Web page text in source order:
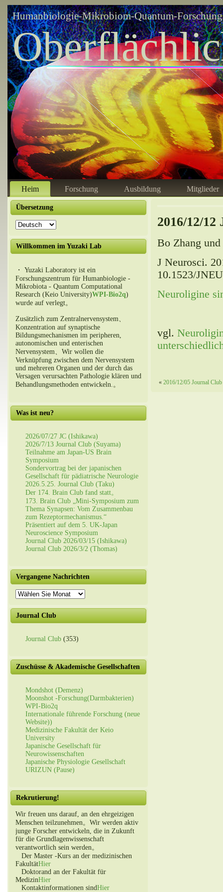
Humanbiologie-Mikrobiom-Quantum-
Heim Forschung Ausbildung Mitglieder
Übersetzung
Willkommen im Yuzaki Lab
・ Yuzaki Laboratory ist ein
Forschungszentrum für Humanbiologie -
Mikrobiota - Quantum Computational
Research (Keio University)WPI-Bio2q)
wurde auf verlegt。
Zusätzlich zum Zentralnervensystem、
Konzentration auf synaptische
Bildungsmechanismen im peripheren,
autonomischen und enterischen
Nervensystem、Wir wollen die
Verknüpfung zwischen dem Nervensystem
und mehreren Organen und der durch das
Versagen verursachten Pathologie klären und
Behandlungsmethoden entwickeln.。
Was ist neu?
2026/07/27 JC (Ishikawa)
2026/7/13 Journal Club (Suyama)
Teilnahme am Japan-US Brain
Symposium
Sondervortrag bei der japanischen
Gesellschaft für pädiatrische Neurologie
2026.5.25. Journal Club (Taku)
Der 174. Brain Club fand statt。
173. Brain Club „Mini-Symposium zum
Thema Synapsen: Vom Zusammenbau
zum Rezeptormechanismus.“
Präsentiert auf dem 5. UK-Japan
Neuroscience Symposium
Journal Club 2026/03/15 (Ishikawa)
Journal Club 2026/3/2 (Thomas)
Vergangene Nachrichten
Vergangene
Nachrichten
Journal Club
Journal Club (353)
Zuschüsse & Akademische Gesellschaften
Mondshot (Demenz)
Moonshot -Forschung(Darmbakterien)
WPI-Bio2q
Internationale führende Forschung (neue
Website))
Medizinische Fakultät der Keio
University
Japanische Gesellschaft für
Neurowissenschaften
Japanische Physiologie Gesellschaft
URIZUN (Pause)
Rekrutierung!
Wir freuen uns darauf, an den ehrgeizigen
Menschen teilzunehmen。Wir werden aktiv
junge Forscher entwickeln, die in Zukunft
für die Grundlagenwissenschaft
verantwortlich sein werden。
Der Master -Kurs an der medizinischen
FakultätHier
Doktorand an der Fakultät für
MedizinHier
Kontaktinformationen sindHier
2016/12/
Bo Zhang
J Neurosci.
10.1523/
Neuroligine
vgl.
« 2016/12/05 Journal